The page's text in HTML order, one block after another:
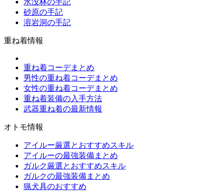
水没林の手記
砂原の手記
溶岩洞の手記
重ね着情報
重ね着コーデまとめ
男性の重ね着コーデまとめ
女性の重ね着コーデまとめ
重ね着装備の入手方法
武器重ね着の最新情報
オトモ情報
アイルー厳選とおすすめスキル
アイルーの最強装備まとめ
ガルク厳選とおすすめスキル
ガルクの最強装備まとめ
猟犬具のおすすめ